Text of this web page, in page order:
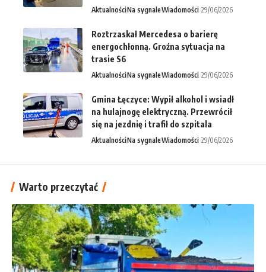
AktualnościNa sygnaleWiadomości 29/06/2026
Roztrzaskał Mercedesa o barierę
energochłonną. Groźna sytuacja na
trasie S6
AktualnościNa sygnaleWiadomości 29/06/2026
Gmina Łęczyce: Wypił alkohol i wsiadł
na hulajnogę elektryczną. Przewrócił
się na jezdnię i trafił do szpitala
AktualnościNa sygnaleWiadomości 29/06/2026
Warto przeczytać